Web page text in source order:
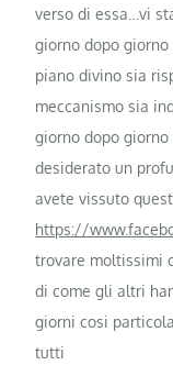
verso di essa…vi
giorno dopo
piano divino sia
meccanismo sia
giorno dopo
desiderato un
avete vissuto
https://
trovare moltissimi
di come gli altri
giorni cosi
tutti